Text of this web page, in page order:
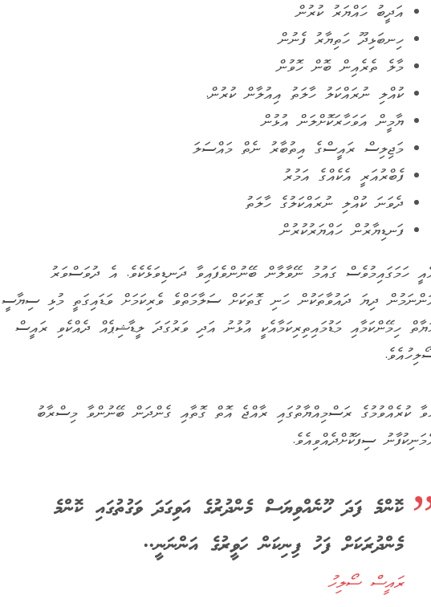
އަދީބު ހައްޔަރު ކުރުން
ހިނބަޅިދޫ ހަތިޔާރު ފެނުން
މާލެ ތެރެއިން ބޮން ހޮވުން
ކުއްލި ނުރައްކަލު ހާލަތު އިއުލާން ކުރުން.
ޔާމީން އަވަހާރަކޮށްލަން އުޅުން
މަޖިލިސް ރައީސްގެ އިތުބާރު ނެތް މައްސަލަ
ފެބްރުއަރީ އެކެއްގެ އަމުރު
ދެވަނަ ކުއްލި ނުރައްކަލުގެ ހާލަތު
ފަނޑިޔާރުން ހައްޔަރުކުރުން
ހަމަގައިމުވެސް ގައުމު ނޭވާލާން ބޭނުންވެފައިވާ ދަނޑިވަޅެކެވެ. އެ ދުވަސްވަރު
ދިޔަ ދައުވާތަކުން ހަނި ގޮތަކަށް ސަލާމަތްވެ ވެރިކަމަށް ވަޑައިގަތީ މުޅި ސިޔާސީ
ހިމޭންކަމާއި މަޑުމައިތިރިކަމާއެކީ އުޅުނު އަދި ވަރުގަދަ ލީޑާޝިޕެއް ދެއްކެވި ރައީސް
ކުރެއްވުމުގެ ރަސްމިއްޔާތުގައި ރާއްޖެ އޮތް ގޮތާއި ގެންދަން ބޭނުންވާ މިސްރާބު
ސިފަކޮށްދެއްވިއެވެ.
ކޮންމެ ފަދަ ހޫނެއްވިޔަސް މެންދުރުގެ އަވިގަދަ ވަގުތުގައި ކޮންމެ
މެންދުރަކަށް ފަހު ފިނިކަން ހަވީރުގެ އަންނަނީ..
ރައީސް ސޯލިހު